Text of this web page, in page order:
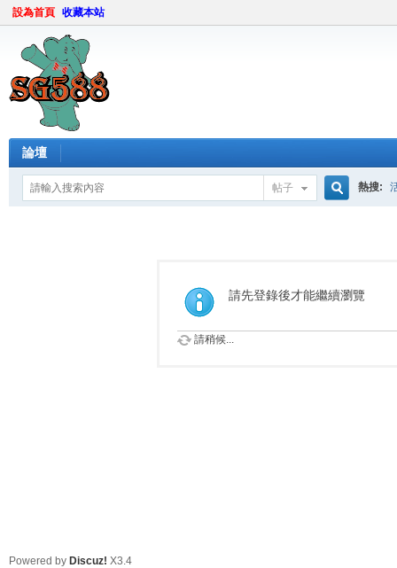
設為首頁 收藏本站
論壇
帖子
索
熱搜:
請先登錄後才能繼續瀏覽
請稍候...
Powered by Discuz! X3.4